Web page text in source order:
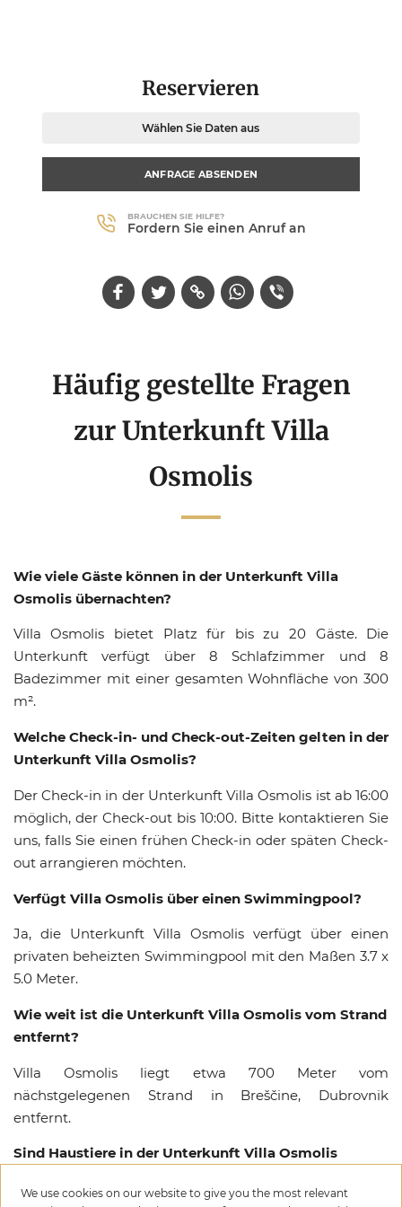
Reservieren
Wählen Sie Daten aus
ANFRAGE ABSENDEN
BRAUCHEN SIE HILFE?
Fordern Sie einen Anruf an
Häufig gestellte Fragen
zur Unterkunft Villa
Osmolis
Wie viele Gäste können in der Unterkunft Villa
Osmolis übernachten?
Villa Osmolis bietet Platz für bis zu 20 Gäste. Die
Unterkunft verfügt über 8 Schlafzimmer und 8
Badezimmer mit einer gesamten Wohnfläche von 300
m².
Welche Check-in- und Check-out-Zeiten gelten in der
Unterkunft Villa Osmolis?
Der Check-in in der Unterkunft Villa Osmolis ist ab 16:00
möglich, der Check-out bis 10:00. Bitte kontaktieren Sie
uns, falls Sie einen frühen Check-in oder späten Check-
out arrangieren möchten.
Verfügt Villa Osmolis über einen Swimmingpool?
Ja, die Unterkunft Villa Osmolis verfügt über einen
privaten beheizten Swimmingpool mit den Maßen 3.7 x
5.0 Meter.
Wie weit ist die Unterkunft Villa Osmolis vom Strand
entfernt?
Villa Osmolis liegt etwa 700 Meter vom
nächstgelegenen Strand in Breščine, Dubrovnik
entfernt.
Sind Haustiere in der Unterkunft Villa Osmolis
We use cookies on our website to give you the most relevant